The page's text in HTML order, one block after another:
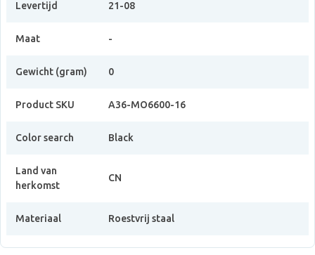
Levertijd 21-08
Maat -
Gewicht (gram) 0
Product SKU A36-MO6600-16
Color search Black
Land van
herkomst
CN
Materiaal Roestvrij staal